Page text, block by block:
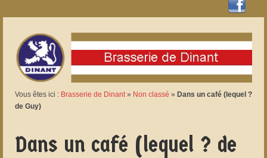
Vous êtes ici : Brasserie de Dinant» Non classé » Dans un café (lequel ?
de Guy)
Dans un café (lequel ? de